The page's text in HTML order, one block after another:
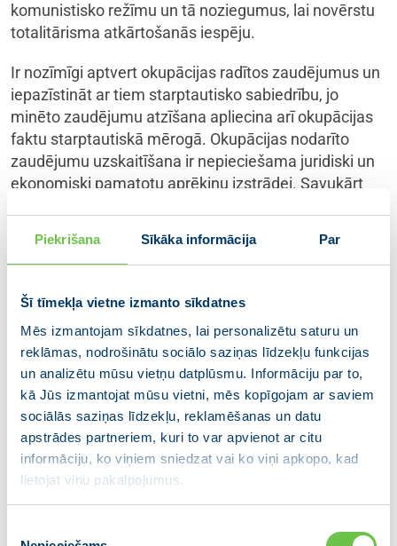
Piekrišana Sīkāka informācija Par
Šī tīmekļa vietne izmanto sīkdatnes
Mēs izmantojam sīkdatnes, lai personalizētu saturu un
reklāmas, nodrošinātu sociālo saziņas līdzekļu funkcijas
un analizētu mūsu vietņu datplūsmu. Informāciju par to,
kā Jūs izmantojat mūsu vietni, mēs kopīgojam ar saviem
sociālās saziņas līdzekļu, reklamēšanas un datu
apstrādes partneriem, kuri to var apvienot ar citu
informāciju, ko viņiem sniedzat vai ko viņi apkopo, kad
lietojat viņu pakalpojumus.
komunistisko režīmu un tā noziegumus, lai novērstu
totalitārisma atkārtošanās iespēju.
Ir nozīmīgi aptvert okupācijas radītos zaudējumus un
iepazīstināt ar tiem starptautisko sabiedrību, jo
minēto zaudējumu atzīšana apliecina arī okupācijas
faktu starptautiskā mērogā. Okupācijas nodarīto
zaudējumu uzskaitīšana ir nepieciešama juridiski un
ekonomiski pamatotu aprēķinu izstrādei. Savukārt
paaudžu pienākums ir nepieļaut šādu notikumu
Lai virzītos uz atlīdzības piedziņu, Latvijai un pārējām
Baltijas valstīm būtu svarīgi starptautiskajā telpā
plašāk skaidrot PSRS izdarītos pārkāpumus
(okupāciju kā starptautisko tiesību pārkāpumu) un
informēt par tās rezultātā nodarītajiem zaudējumiem,
jo daļā pasaules valstu joprojām pastāv priekšstats,
ka Latvija, Lietuva un Igaunija ir jaunas, PSRS
sabrukuma rezultātā radušās valstis, nevis 1918.
gadā dibinātas republikas.
Vērtējot juridiski, kā to 2019. gada konferencē Rīgā